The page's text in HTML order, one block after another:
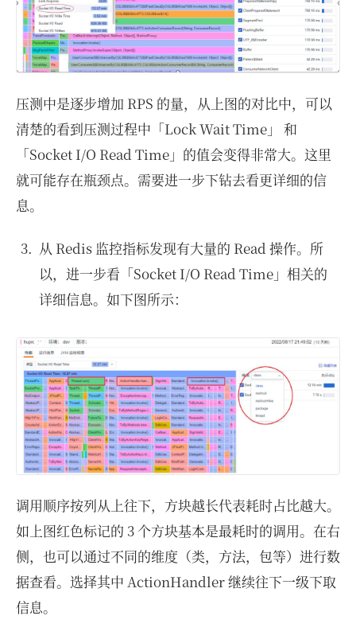
压测中是逐步增加 RPS 的量，从上图的对比中，可以
清楚的看到压测过程中「Lock Wait Time」 和
「Socket I/O Read Time」的值会变得非常大。这里
就可能存在瓶颈点。需要进一步下钻去看更详细的信
息。
从 Redis 监控指标发现有大量的 Read 操作。所
以，进一步看「Socket I/O Read Time」相关的
详细信息。如下图所示：
调用顺序按列从上往下，方块越长代表耗时占比越大。
如上图红色标记的 3 个方块基本是最耗时的调用。在右
侧，也可以通过不同的维度（类，方法，包等）进行数
据查看。选择其中 ActionHandler 继续往下一级下取
信息。